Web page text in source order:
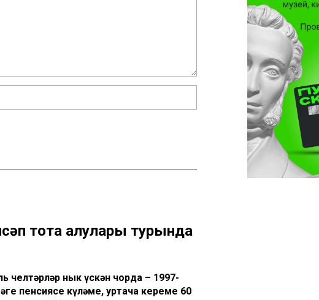
тота алулары турында
челтәрләр нык үскән чорда – 1997-
пенсиясе күләме, уртача кереме 60